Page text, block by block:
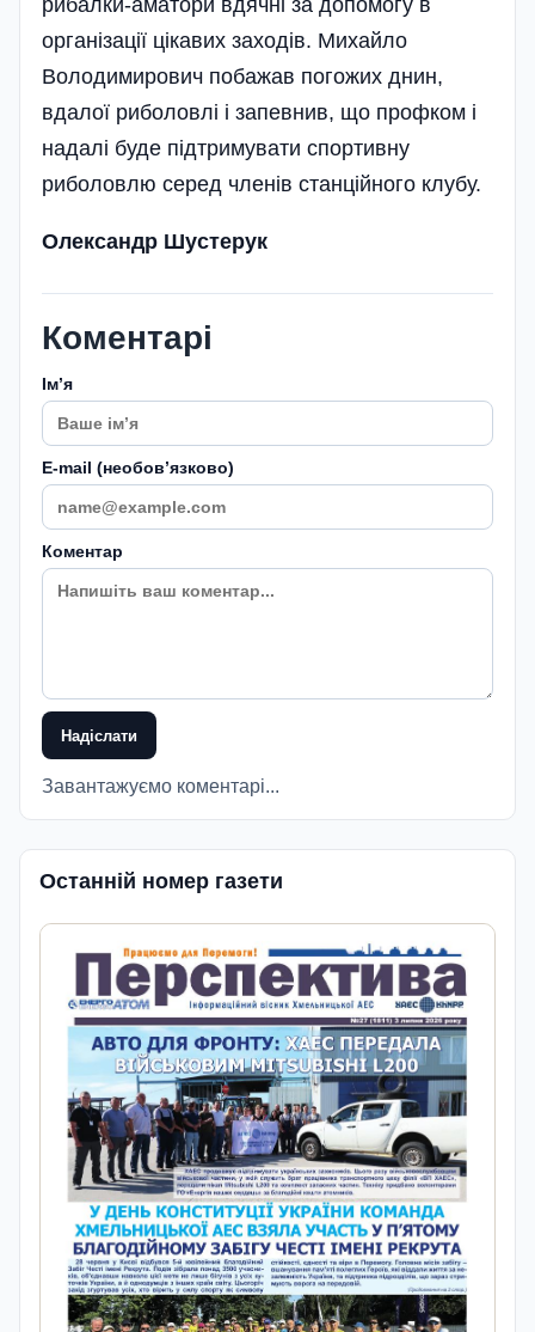
рибалки-аматори вдячні за допомогу в
організації цікавих заходів. Михайло
Володимирович побажав погожих днин,
вдалої риболовлі і запевнив, що профком і
надалі буде підтримувати спортивну
риболовлю серед членів станційного клубу.
Олександр Шустерук
Коментарі
Імʼя
E-mail (необовʼязково)
Коментар
Надіслати
Завантажуємо коментарі...
Останній номер газети